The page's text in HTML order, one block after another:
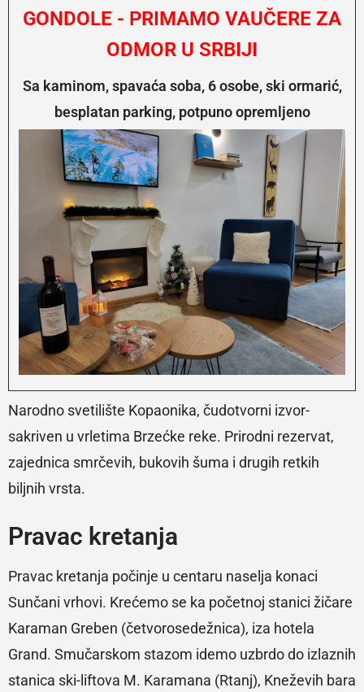
GONDOLE - PRIMAMO VAUČERE ZA
ODMOR U SRBIJI
Sa kaminom, spavaća soba, 6 osobe, ski ormarić,
besplatan parking, potpuno opremljeno
Narodno svetilište Kopaonika, čudotvorni izvor-
sakriven u vrletima Brzećke reke. Prirodni rezervat,
zajednica smrčevih, bukovih šuma i drugih retkih
biljnih vrsta.
Pravac kretanja
Pravac kretanja počinje u centaru naselja konaci
Sunčani vrhovi. Krećemo se ka početnoj stanici žičare
Karaman Greben (četvorosedežnica), iza hotela
Grand. Smučarskom stazom idemo uzbrdo do izlaznih
stanica ski-liftova M. Karamana (Rtanj), Kneževih bara